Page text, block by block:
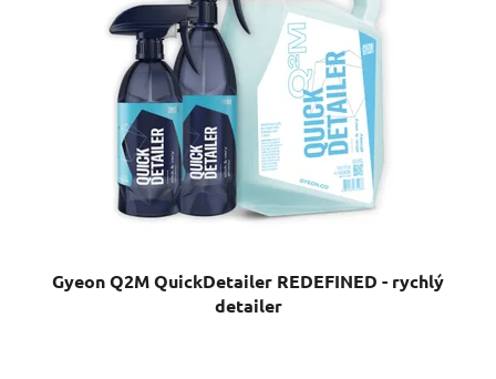
Gyeon Q2M QuickDetailer REDEFINED - rychlý
detailer